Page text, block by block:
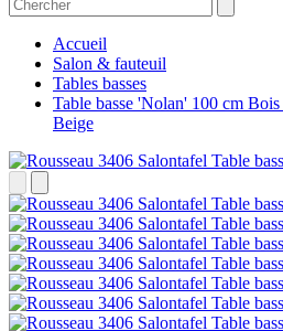
Accueil
Salon & fauteuil
Tables basses
Table basse 'Nolan' 100 cm
Beige